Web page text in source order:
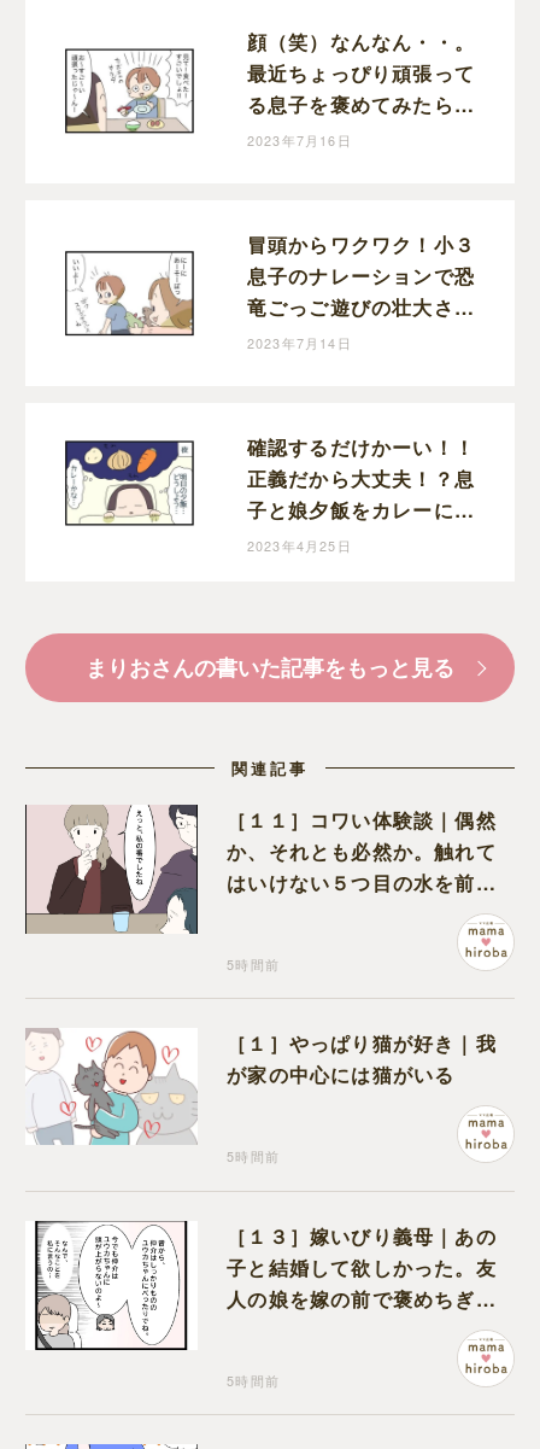
顔（笑）なんなん・・。
最近ちょっぴり頑張って
る息子を褒めてみたら調
子ぶっこいてきた話｜ま
2023年7月16日
冒頭からワクワク！小３
息子のナレーションで恐
竜ごっご遊びの壮大さが
ハンパない！｜まりおの
2023年7月14日
確認するだけかーい！！
正義だから大丈夫！？息
子と娘夕飯をカレーにし
ようと決めた夜｜まりお
2023年4月25日
まりおさんの書いた記事をもっと見る
関連記事
［１１］コワい体験談｜偶然
か、それとも必然か。触れて
はいけない５つ目の水を前に
5時間前
［１］やっぱり猫が好き｜我
が家の中心には猫がいる
5時間前
［１３］嫁いびり義母｜あの
子と結婚して欲しかった。友
人の娘を嫁の前で褒めちぎる
5時間前